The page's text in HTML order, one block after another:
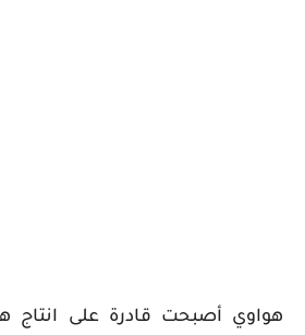
هواوي أصبحت قادرة على انتاج